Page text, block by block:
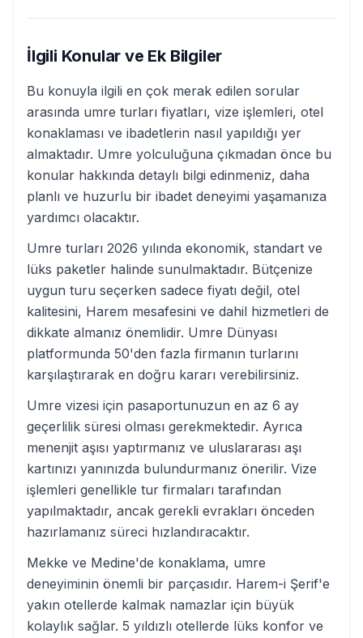
İlgili Konular ve Ek Bilgiler
Bu konuyla ilgili en çok merak edilen sorular
arasında umre turları fiyatları, vize işlemleri, otel
konaklaması ve ibadetlerin nasıl yapıldığı yer
almaktadır. Umre yolculuğuna çıkmadan önce bu
konular hakkında detaylı bilgi edinmeniz, daha
planlı ve huzurlu bir ibadet deneyimi yaşamanıza
yardımcı olacaktır.
Umre turları 2026 yılında ekonomik, standart ve
lüks paketler halinde sunulmaktadır. Bütçenize
uygun turu seçerken sadece fiyatı değil, otel
kalitesini, Harem mesafesini ve dahil hizmetleri de
dikkate almanız önemlidir. Umre Dünyası
platformunda 50'den fazla firmanın turlarını
karşılaştırarak en doğru kararı verebilirsiniz.
Umre vizesi için pasaportunuzun en az 6 ay
geçerlilik süresi olması gerekmektedir. Ayrıca
menenjit aşısı yaptırmanız ve uluslararası aşı
kartınızı yanınızda bulundurmanız önerilir. Vize
işlemleri genellikle tur firmaları tarafından
yapılmaktadır, ancak gerekli evrakları önceden
hazırlamanız süreci hızlandıracaktır.
Mekke ve Medine'de konaklama, umre
deneyiminin önemli bir parçasıdır. Harem-i Şerif'e
yakın otellerde kalmak namazlar için büyük
kolaylık sağlar. 5 yıldızlı otellerde lüks konfor ve